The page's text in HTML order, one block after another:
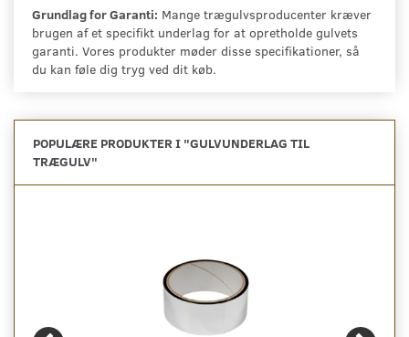
Grundlag for Garanti: Mange trægulvsproducenter kræver
brugen af et specifikt underlag for at opretholde gulvets
garanti. Vores produkter møder disse specifikationer, så
du kan føle dig tryg ved dit køb.
POPULÆRE PRODUKTER I "GULVUNDERLAG TIL
TRÆGULV"